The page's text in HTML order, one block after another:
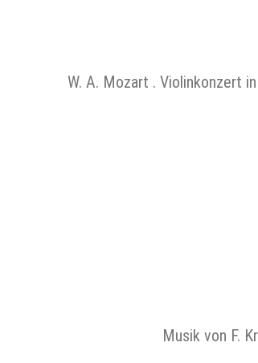
W. A. Mozart . Violinkonzert
Musik von F.